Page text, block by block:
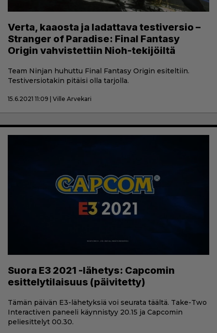
Verta, kaaosta ja ladattava testiversio –
Stranger of Paradise: Final Fantasy
Origin vahvistettiin Nioh-tekijöiltä
Team Ninjan huhuttu Final Fantasy Origin esiteltiin.
Testiversiotakin pitäisi olla tarjolla.
15.6.2021 11:09 | Ville Arvekari
Suora E3 2021 -lähetys: Capcomin
esittelytilaisuus (päivitetty)
Tämän päivän E3-lähetyksiä voi seurata täältä. Take-Two
Interactiven paneeli käynnistyy 20.15 ja Capcomin
peliesittelyt 00.30.